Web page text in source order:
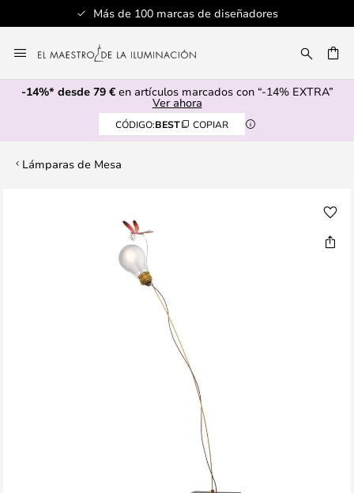
Más de 100 marcas de diseñadores
al
contenido
-14%* desde 79 €en artículos marcados con “-14% EXTRA”
Ver ahora
CÓDIGO:BEST COPIAR
Lámparas de Mesa